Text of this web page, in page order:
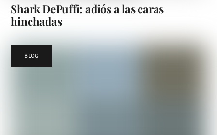
Shark DePuffi: adiós a las caras
hinchadas
BLOG